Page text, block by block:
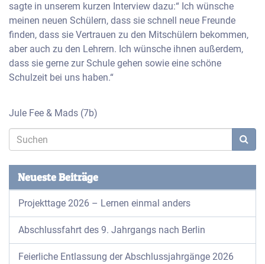
sagte in unserem kurzen Interview dazu:“ Ich wünsche
meinen neuen Schülern, dass sie schnell neue Freunde
finden, dass sie Vertrauen zu den Mitschülern bekommen,
aber auch zu den Lehrern. Ich wünsche ihnen außerdem,
dass sie gerne zur Schule gehen sowie eine schöne
Schulzeit bei uns haben.“
Jule Fee & Mads (7b)
Neueste Beiträge
Projekttage 2026 – Lernen einmal anders
Abschlussfahrt des 9. Jahrgangs nach Berlin
Feierliche Entlassung der Abschlussjahrgänge 2026